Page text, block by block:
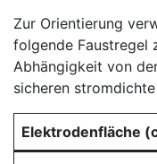
Zur Orientierung
folgende⁢ Faustregel
Abhängigkeit ⁣von
sicheren
Elektrodenfläche